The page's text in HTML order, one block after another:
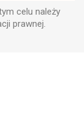
celu należy
prawnej.